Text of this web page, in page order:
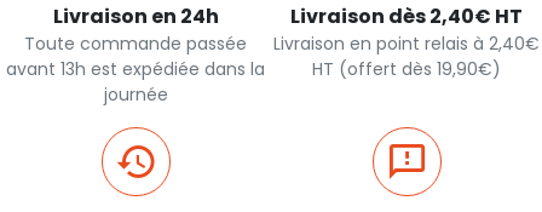
Livraison en 24h
Toute commande passée
avant 13h est expédiée dans la
journée
Livraison dès 2,40€ HT
Livraison en point relais à 2,40€
HT (offert dès 19,90€)